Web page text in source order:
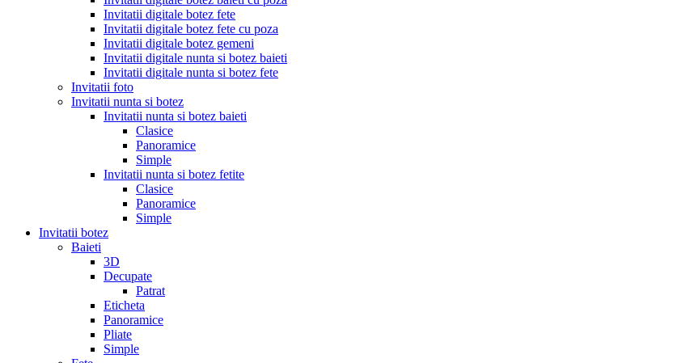
Invitatii digitale botez fete
Invitatii digitale botez fete cu poza
Invitatii digitale botez gemeni
Invitatii digitale nunta si botez baieti
Invitatii digitale nunta si botez fete
Invitatii foto
Invitatii nunta si botez
Invitatii nunta si botez baieti
Clasice
Panoramice
Simple
Invitatii nunta si botez fetite
Clasice
Panoramice
Simple
Invitatii botez
Baieti
3D
Decupate
Patrat
Eticheta
Panoramice
Pliate
Simple